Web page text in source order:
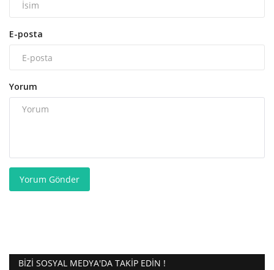
E-posta
Yorum
Yorum Gönder
BIZI SOSYAL MEDYA'DA TAKIP EDIN !